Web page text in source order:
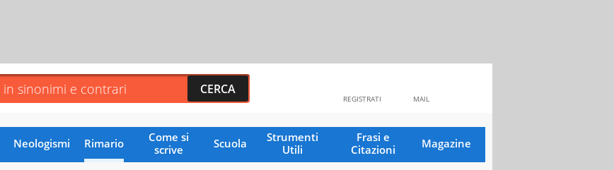
MAIL
REGISTRATI
Neologismi Rimario
Come si
scrive
Scuola
Strumenti
Utili
Frasi e
Citazioni
Magazine